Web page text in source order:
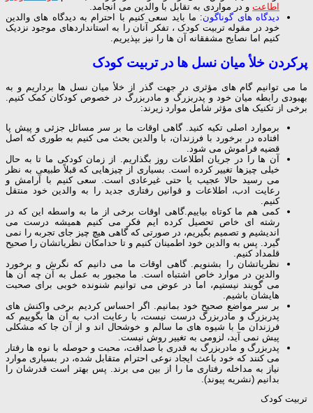
اطاعت و در مواردی به تقابل با والدین می انجامد.
دیدگاه های گوناگون: ما باید سعی کنیم با احترام به دیدگاه های والدین
خود در مقوله تربیت کودک ، تفکر آنان را به استانداردهای موجود نزدیک
کنیم اما نصایح مشفقانه آن ها را نیز بپذیریم.
پرکردن خلأ میان نسل ها در تربیت کودک
ما می توانیم گام های مؤثری در جهت گذر از خلأ میان نسل ها برداریم و به
بهبودی رابطه میان خود و پدربزرگ و مادربزرگ در خصوص کودکان کمک کنیم.
برخی از تکنیک های مؤثر شامل موارد زیرند:
برموارد اصلی تکیه کنید. گاهی اوقات ما بر سر مسائل جزئی و پیش پا
افتاده در برخورد با فرزندان، با والدین بحث می کنیم به طوری که اصل
قضیه فراموش می شود.
آن ها را در جریان اطلاعات روز بگذاریم. از زمان کودکی ما تا به حال
خیلی چیزها تغییر کرده است. بسیاری از چیزهایی که قبلاً طبیعی به نظر
می رسید حالا عجیب یا حتی غیرعادی است. سعی کنیم با آرامش و
رعایت ادب، اطلاعات و قوانین رفتاری جدید را به والدین خود منتقل
کنیم.
کمی هم ما کوتاه بیاییم.گاهی اوقات برخی از ما به واسطه این که در
رشته ای خاص تحصیل کرده ایم فکر می کنیم همیشه درست می
اندیشیم و تصمیم بگیریم، در صورتی که گاهی هیچ چیز جای تجربه را نمی
گیرد. پس به والدین خود اطمینان کنیم و تا حدامکان نظریاتشان را صحیح
قلمداد کنیم.
نظریاتشان را بشنویم. گاهی اوقات ما می دانیم که نگرش و برخورد
والدین در موارد خاص اشتباه است. ما مجبور به عمل به آن چه آن ها
می گویند نیستیم، اما در عوض می توانیم شنونده خوبی برای صحبت
هایشان باشیم.
بر سر مواضع صحیح خود بمانیم. اگر احساس کردیم برخی واکنش های
پدربزرگ و مادربزرگ درست نیست، با رعایت ادب به آن ها بگوییم که
فرزندان ما با شیوه های ما سالم و خوشحال اند و از آن جا که مشکلی
پیش نمی آید، لزومی به تغییر روش نیست.
پدربزرگ و مادربزرگ به قدری با صداقت، محبت و حوصله با نوه ها رفتار
می کنند که خود باعث ایجاد نوعی احترام متقابل شده، در بسیاری موارد
نیاز به مداخله رفتاری ما را از بین می برند. پس بهتر است قدرشان را
بدانیم (نشریه پیوند).
تربیت کودک